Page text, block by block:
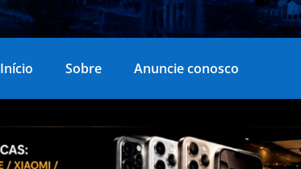
Início Sobre Anuncie conosco